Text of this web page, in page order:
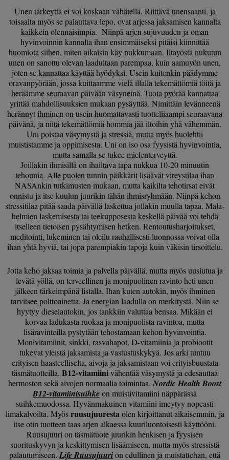
Unen tärkeyttä ei voi koskaan vähätellä. Riittävä unensaanti, ja
toisaalta myös se palauttava lepo, ovat arjessa jaksamisen kannalta
kaikkein olennaisimpia. Niinpä arjen sujuvuuden ja oman
hyvinvoinnin kannalta ihan ensimmäiseksi pitäisi kiinnittää
huomiota siihen, miten aikaisin käy nukkumaan. Iltayöstä nukutun
unen on sanottu olevan laadultaan parempaa, kuin aamuyön unen,
joten se kannattaa käyttää hyödyksi. Usein kuitenkin päädymme
oravanpyörään, jossa kuittaamme vielä illalla tekemättömiä töitä ja
heräämme seuraavan päivään väsyneinä. Tuota pyörää kannattaa
yrittää mahdollisuuksien mukaan pysäyttää. Nimittäin levänneenä
herännyt ihminen on usein huomattavasti tuotteliiaampi seuraavana
päivänä, ja niitä tekemättömiä hommia jää iltoihin yhä vähemmän.
Uni poistaa väsymystä ja stressiä, mutta myös huolehtii
muististamme ja oppimisesta. Uni on iso osa fyysistä hyvinvointia,
mutta samalla se tukee mielenterveyttä.
Joillakin ihmisillä on ihailtava tapa nukkua 10-20 minuutin
tehounia. Alle puolen tunnin päikkärit lisäävät vireystilaa ihan
NASAnkin tutkimusten mukaan, mutta kaikilta tehotirsat eivät
onnistu ja itse kuulun juurikin tähän ihmisryhmään. Niinpä kehon
stressitilaa pitää saada päivällä laskettua jollakin muulla tapaa. Mala-
helmien laskemisesta tai teekupposesta keskellä päivää voi tehdä
itselleen tietoisen pysähtymisen hetken. Rentoutusharjoitukset,
meditointi, lukeminen tai oleilu rauhallisesti luonnossa voivat olla
ihan yhtä hyviä, tai jopa parempiakin tapoja kuin väkisin tirsoittelu.
Jotta keho jaksaa toimia ja palvella päivällä, mutta myös uusiutua ja
levätä yöllä, on terveellinen ja monipuolinen ravinto heti unen
jälkeen tärkeimpänä listalla. Ihan kuten autokin, myös ihminen
tarvitsee polttoainetta. Ja energian laadulla on merkitystä. Niin se
hyytyy dieselautokin, jos tankkiin valuttaa bensaa. Mikään ei
korvaa ladukasta ruokaa ja monipuolista ravintoa, mutta
lisäravinteilla pystytään tehostamaan kehon hyvinvointia.
Monivitamiinit, sinkki, rasvahapot, D-vitamiinia ja probiootit
tukevat yleistä jaksamista ja vastustuskykyä. Jos arki tuntuu
erityisen haasteelliselta, aivoja ja jaksamistaan voi erityisbuustata
täsmätuotteilla.B12-vitamiinivähentää väsymystä ja edesauttaa
hermoston sekä aivojen normaalia toimintaa.Nordic Health Boost
B12-vitamiinisuihkeon muistivitamiini näppärässä
suihkemuodossa. Hyvänmakuinen vitamiini imeytyy nopeasti
limakalvoilta. Myösruusujuuresta olen kirjoittanut aikaisemmin, ja
itse otin tuotteen taas arjen alkaessa kuuriluontoisesti käyttööni.
Ruusujuuri on täsmätuote juurikin henkisen ja fyysisen
suorituskyvyn ja keskittymisen lisäämiseen, mutta myös stressistä
palautumiseen. Life Ruusujuurion edullinen ja muistattehan, että